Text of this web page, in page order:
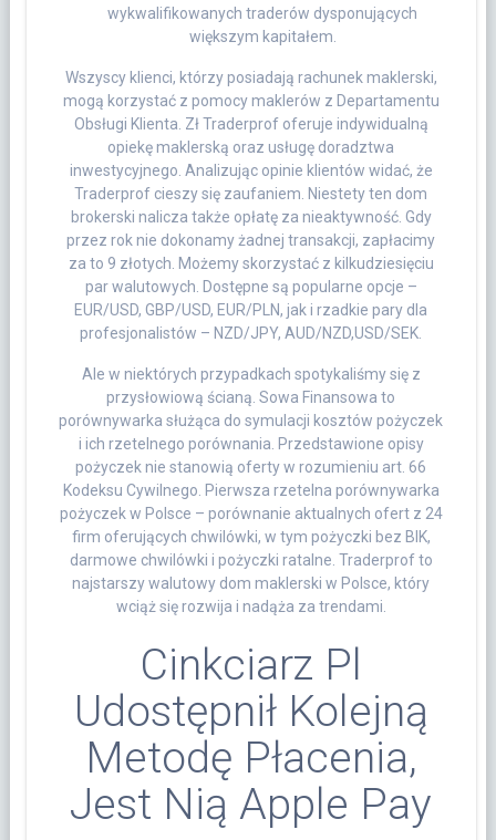
wykwalifikowanych traderów dysponujących
większym kapitałem.
Wszyscy klienci, którzy posiadają rachunek maklerski,
mogą korzystać z pomocy maklerów z Departamentu
Obsługi Klienta. Zł Traderprof oferuje indywidualną
opiekę maklerską oraz usługę doradztwa
inwestycyjnego. Analizując opinie klientów widać, że
Traderprof cieszy się zaufaniem. Niestety ten dom
brokerski nalicza także opłatę za nieaktywność. Gdy
przez rok nie dokonamy żadnej transakcji, zapłacimy
za to 9 złotych. Możemy skorzystać z kilkudziesięciu
par walutowych. Dostępne są popularne opcje –
EUR/USD, GBP/USD, EUR/PLN, jak i rzadkie pary dla
profesjonalistów – NZD/JPY, AUD/NZD,USD/SEK.
Ale w niektórych przypadkach spotykaliśmy się z
przysłowiową ścianą. Sowa Finansowa to
porównywarka służąca do symulacji kosztów pożyczek
i ich rzetelnego porównania. Przedstawione opisy
pożyczek nie stanowią oferty w rozumieniu art. 66
Kodeksu Cywilnego. Pierwsza rzetelna porównywarka
pożyczek w Polsce – porównanie aktualnych ofert z 24
firm oferujących chwilówki, w tym pożyczki bez BIK,
darmowe chwilówki i pożyczki ratalne. Traderprof to
najstarszy walutowy dom maklerski w Polsce, który
wciąż się rozwija i nadąża za trendami.
Cinkciarz Pl
Udostępnił Kolejną
Metodę Płacenia,
Jest Nią Apple Pay